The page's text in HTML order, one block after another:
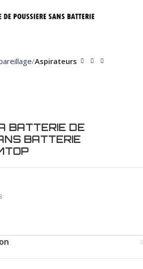
Aspirateurs
BATTERIE DE
BATTERIE